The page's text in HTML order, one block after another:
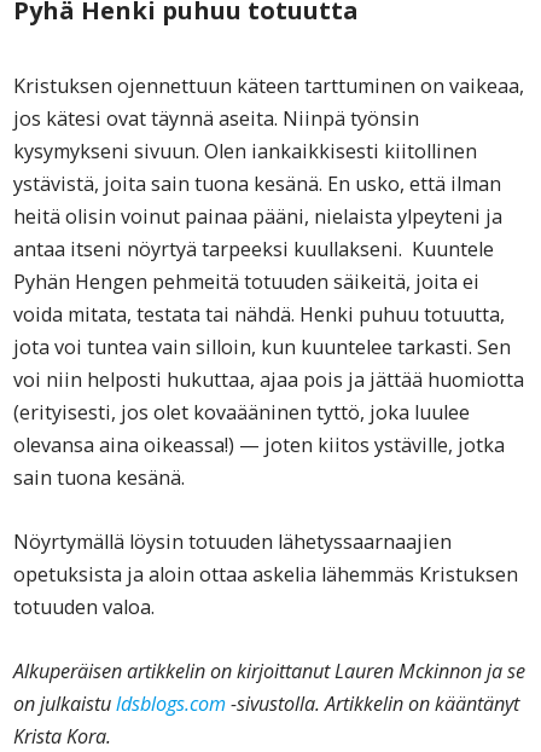
Pyhä Henki puhuu totuutta
Kristuksen ojennettuun käteen tarttuminen on vaikeaa,
jos kätesi ovat täynnä aseita. Niinpä työnsin
kysymykseni sivuun. Olen iankaikkisesti kiitollinen
ystävistä, joita sain tuona kesänä. En usko, että ilman
heitä olisin voinut painaa pääni, nielaista ylpeyteni ja
antaa itseni nöyrtyä tarpeeksi kuullakseni. Kuuntele
Pyhän Hengen pehmeitä totuuden säikeitä, joita ei
voida mitata, testata tai nähdä. Henki puhuu totuutta,
jota voi tuntea vain silloin, kun kuuntelee tarkasti. Sen
voi niin helposti hukuttaa, ajaa pois ja jättää huomiotta
(erityisesti, jos olet kovaääninen tyttö, joka luulee
olevansa aina oikeassa!) — joten kiitos ystäville, jotka
sain tuona kesänä.
Nöyrtymällä löysin totuuden lähetyssaarnaajien
opetuksista ja aloin ottaa askelia lähemmäs Kristuksen
totuuden valoa.
Alkuperäisen artikkelin on kirjoittanut Lauren Mckinnon ja se
on julkaistuldsblogs.com-sivustolla. Artikkelin on kääntänyt
Krista Kora.